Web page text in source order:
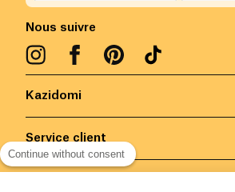
Kazidomi
Service client
Nous suivre
Continue without consent